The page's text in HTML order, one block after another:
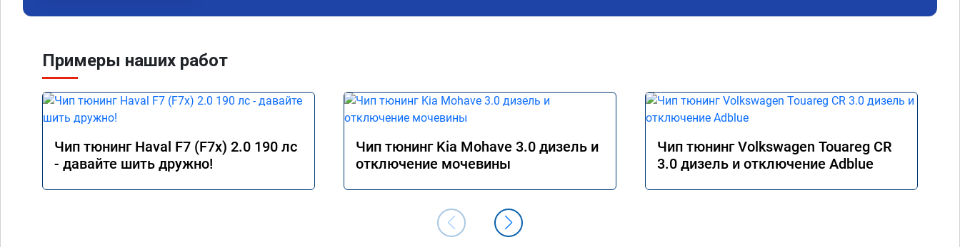
Примеры наших работ
Чип тюнинг Haval F7 (F7x) 2.0 190 лс
- давайте шить дружно!
Чип тюнинг Kia Mohave 3.0 дизель и
отключение мочевины
Чип тюнинг Volkswagen Touareg CR
3.0 дизель и отключение Adblue